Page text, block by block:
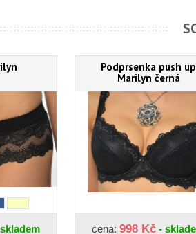
Podprsenka push up
Marilyn černá
cena: 998 Kč -